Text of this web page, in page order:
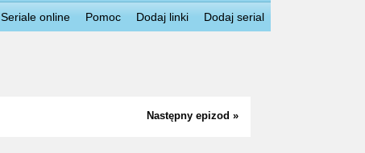
Seriale online Pomoc Dodaj linki Dodaj serial
Następny epizod »